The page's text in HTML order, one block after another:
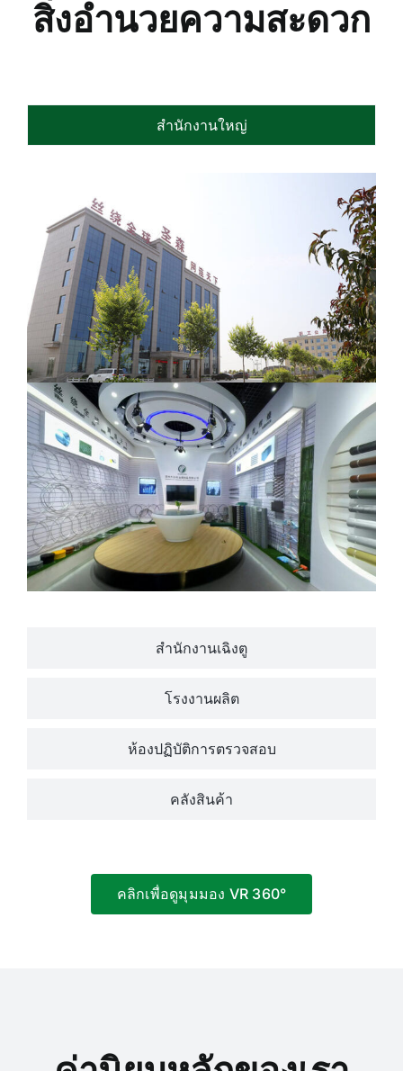
สิ่งอำนวยความสะดวก
สำนักงานใหญ่
สำนักงานเฉิงตู
โรงงานผลิต
ห้องปฏิบัติการตรวจสอบ
คลังสินค้า
คลิกเพื่อดูมุมมอง VR 360°